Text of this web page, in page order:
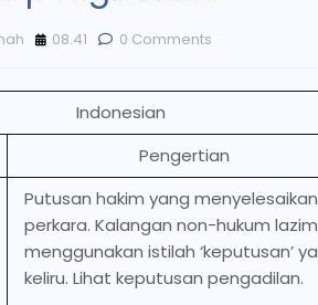
08.41 0 Comments
Indonesian
Pengertian
Putusan hakim yang menyelesaikan
perkara. Kalangan non-hukum lazim
menggunakan istilah ‘keputusan’
keliru. Lihat keputusan pengadilan.